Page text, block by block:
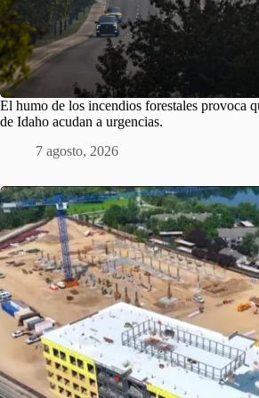
El humo de los incendios forestales provoca
de Idaho acudan a urgencias.
7 agosto, 2026